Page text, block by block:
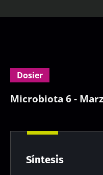
Dosier
Microbiota 6 -
Síntesis